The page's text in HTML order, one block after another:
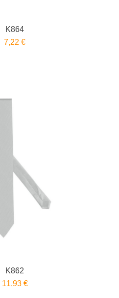
K864
7,22 €
K862
11,93 €